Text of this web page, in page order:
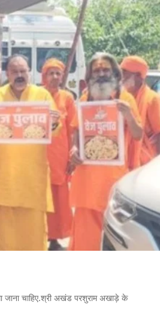
जाना चाहिए.श्री अखंड परशुराम अखाड़े के